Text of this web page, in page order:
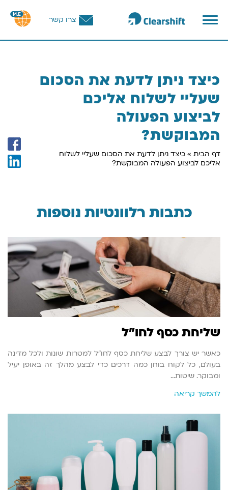
פתח
תפריט
צרו קשר
כיצד ניתן לדעת את הסכום
שעליי לשלוח אליכם
לביצוע הפעולה
המבוקשת?
דף הבית » כיצד ניתן לדעת את הסכום שעליי לשלוח
אליכם לביצוע הפעולה המבוקשת?
כתבות רלוונטיות נוספות
שליחת כסף לחו"ל
כאשר יש צורך לבצע שליחת כסף לחו"ל למטרות שונות ולכל מדינה
בעולם, כל לקוח בוחן כמה דרכים כדי לבצע מהלך זה באופן יעיל
ומבוקר. שיטות…
להמשך קריאה